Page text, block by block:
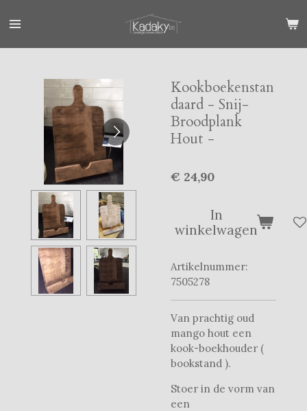
direct
Kookboekenstan
daard - Snij-
Broodplank
Hout -
€ 24,90
In
winkelwagen
Artikelnummer:
7505278
Van prachtig oud
mango hout een
kook-boekhouder (
bookstand ).
Stoer in de vorm van
een